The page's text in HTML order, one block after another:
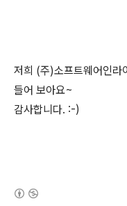
저희 (주)소프트웨어인라
들어 보아요~
감사합니다. :-)